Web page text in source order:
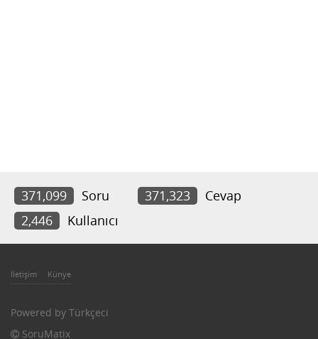
371,099 Soru 371,323
Cevap
2,446
Kullanıcı
İletişim Künye
Powered by Türkçeci
SoruMatix